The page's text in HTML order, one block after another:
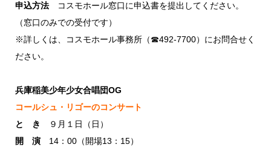
申込方法 コスモホール窓口に申込書を提出してください。
（窓口のみでの受付です）
※詳しくは、コスモホール事務所（☎492-7700）にお問合せく
ださい。
兵庫稲美少年少女合唱団OG
コールシュ・リゴーのコンサート
と き
９月１日（日）
開 演 14：00（開場13：15）